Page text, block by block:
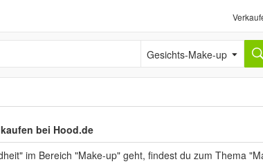
Gesichts-Make-up
bei Hood.de
im Bereich "Make-up" geht, findest du zum Thema